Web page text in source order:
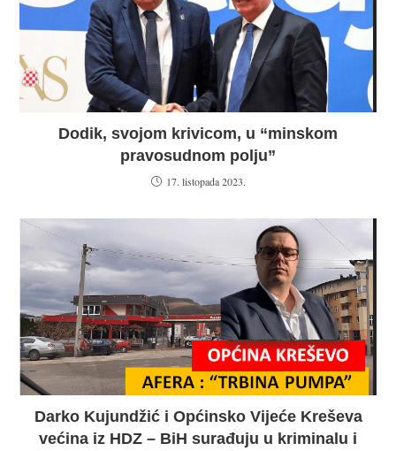
Dodik, svojom krivicom, u “minskom
pravosudnom polju”
17. listopada 2023.
Darko Kujundžić i Općinsko Vijeće Kreševa
većina iz HDZ – BiH surađuju u kriminalu i